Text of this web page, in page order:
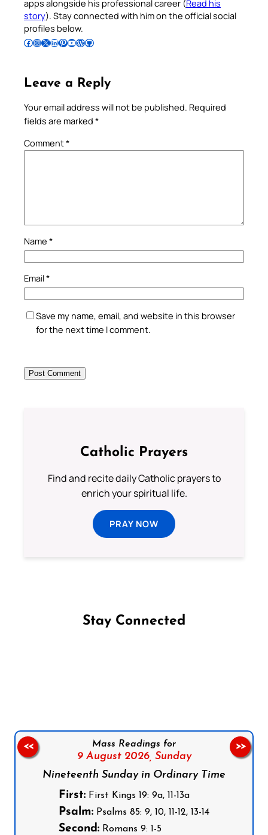
apps alongside his professional career (Read his
story). Stay connected with him on the official social
profiles below.
Follow Pradeep on Facebook Follow Pradeep on InstagramFollow Pradeep on X Follow Pradeep on LinkedIn Follow Pradeep on Pinterest Subscribe to Pradeep’s Youtube Channel Follow Pradeep on WordPress Follow Pradeep on GitHub
Leave a Reply
Your email address will not be published. Required
fields are marked *
Comment*
Name *
Email*
Save my name, email, and website in this browser
for the next time I comment.
Catholic Prayers
Find and recite daily Catholic prayers to
enrich your spiritual life.
PRAY NOW
Stay Connected
Mass Readings for
9 August 2026, Sunday
Nineteenth Sunday in Ordinary Time
First: First Kings 19: 9a, 11-13a
Psalm: Psalms 85: 9, 10, 11-12, 13-14
Second: Romans 9: 1-5
<< >>